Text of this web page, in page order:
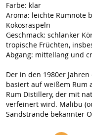
Farbe: klar
Aroma: leichte Rumnote
Kokosraspeln
Geschmack: schlanker
tropische Früchten,
Abgang: mittellang und
Der in den 1980er
basiert auf weißem Rum
Rum Distillery, der mit
verfeinert wird. Malibu
Sandstrände bekannter